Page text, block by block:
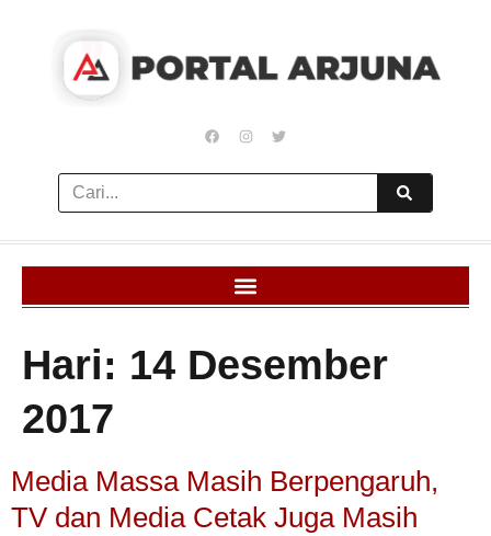
Hari: 14 Desember
2017
Media Massa Masih Berpengaruh,
TV dan Media Cetak Juga Masih